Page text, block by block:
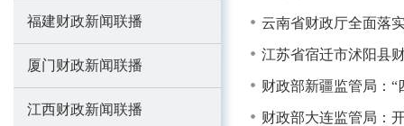
福建财政新闻联播
厦门财政新闻联播
江西财政新闻联播
云南省财政厅全面落
江苏省宿迁市沭阳县
财政部新疆监管局：
财政部大连监管局：